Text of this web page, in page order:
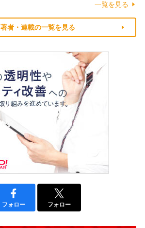
一覧を見る
著者・連載の一覧を見る
フォロー フォロー